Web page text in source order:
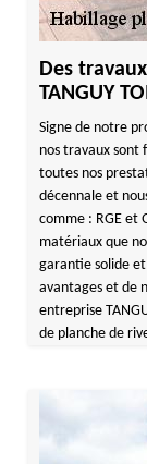
Des
TANGUY
Signe de notre
nos travaux sont
toutes nos
décennale et
comme : RGE et
matériaux que
garantie solide
avantages et de
entreprise
de planche de